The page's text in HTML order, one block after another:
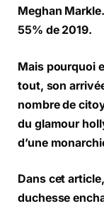
Meghan
55% de 2019.
Mais pourquoi
tout, son
nombre de
du glamour
d’une
Dans cet
duchesse